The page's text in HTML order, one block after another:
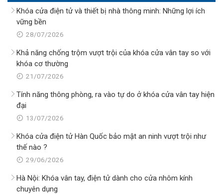
Khóa cửa điện tử và thiết bị nhà thông minh: Những lợi ích
vững bền
28/07/2026
Khả năng chống trộm vượt trội của khóa cửa vân tay so với
khóa cơ thường
21/07/2026
Tính năng thông phòng, ra vào tự do ở khóa cửa vân tay hiện
đại
13/07/2026
Khóa cửa điện tử Hàn Quốc bảo mật an ninh vượt trội như
thế nào ?
29/06/2026
Hà Nội: Khóa vân tay, điện tử dành cho cửa nhôm kính
chuyên dụng